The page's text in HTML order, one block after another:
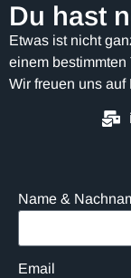
Du hast
Etwas ist nicht
einem
Wir freuen uns auf
Name &
Email